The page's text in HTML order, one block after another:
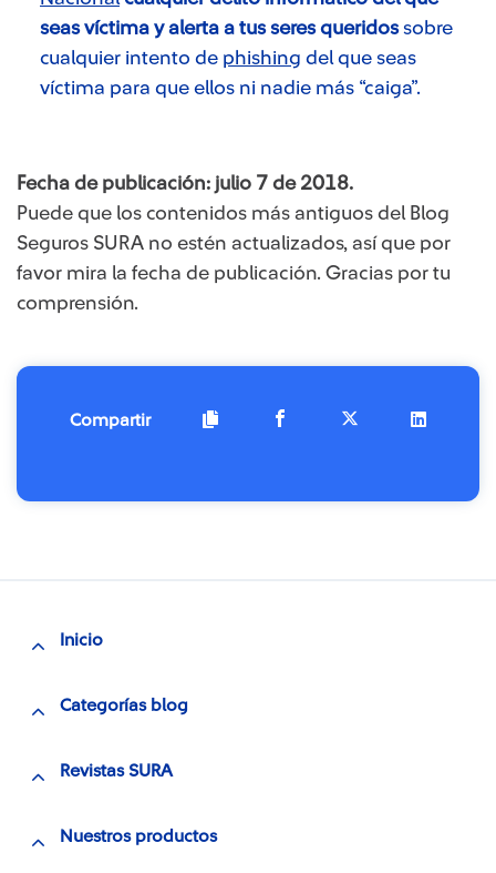
seas víctima y alerta a tus seres queridossobre
cualquier intento de phishing del que seas
víctima para que ellos ni nadie más “caiga”.
Fecha de publicación: julio 7 de 2018.
Puede que los contenidos más antiguos del Blog
Seguros SURA no estén actualizados, así que por
favor mira la fecha de publicación. Gracias por tu
comprensión.
Compartir
Inicio
Categorías blog
Revistas SURA
Nuestros productos